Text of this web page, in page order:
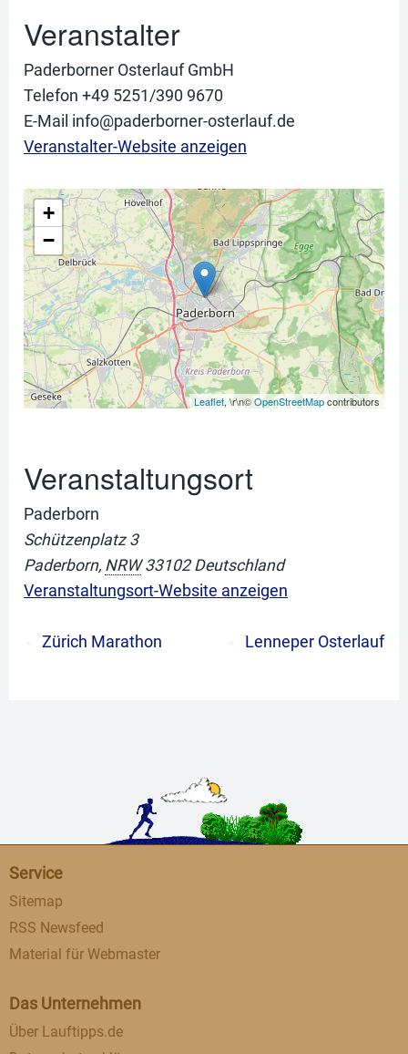
Veranstalter
Paderborner Osterlauf GmbH
Telefon +49 5251/390 9670
E-Mail info@paderborner-osterlauf.de
Veranstalter-Website anzeigen
Veranstaltungsort
Paderborn
Schützenplatz 3
Paderborn, NRW 33102 Deutschland
Veranstaltungsort-Website anzeigen
+
−
Leaflet, \r\n©OpenStreetMapcontributors
Zürich Marathon Lenneper Osterlauf
Service
Sitemap
RSS Newsfeed
Material für Webmaster
Das Unternehmen
Über Lauftipps.de